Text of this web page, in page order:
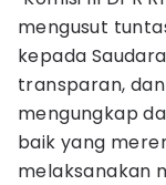
mengusut
kepada
transparan,
mengungkap
baik yang
melaksanakan